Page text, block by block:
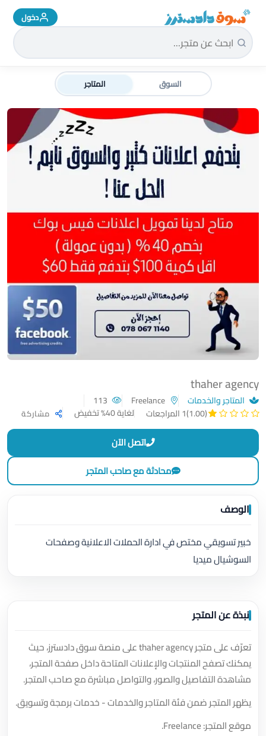
سوق دادسترز الرئيسية دخول
السوق المتاجر
thaher agency
المتاجر والخدمات
(1.00)
1 المراجعات لغاية 40% تخفيض مشاركة
اتصل الآن
محادثة مع صاحب المتجر
الوصف
خبير تسويقي مختص في ادارة الحملات الاعلانية وصفحات
السوشيال ميديا
نبذة عن المتجر
تعرّف على متجر thaher agency على منصة سوق دادسترز، حيث
يمكنك تصفح المنتجات والإعلانات المتاحة داخل صفحة المتجر،
مشاهدة التفاصيل والصور، والتواصل مباشرة مع صاحب المتجر.
يظهر المتجر ضمن فئة المتاجر والخدمات - خدمات برمجة وتسويق.
موقع المتجر: Freelance.